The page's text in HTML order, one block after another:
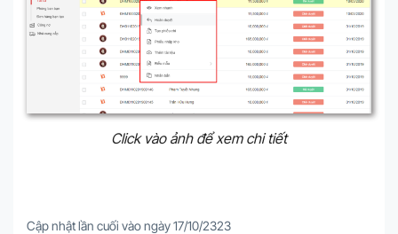
Click vào ảnh để xem chi tiết
Cập nhật lần cuối vào ngày 17/10/2323